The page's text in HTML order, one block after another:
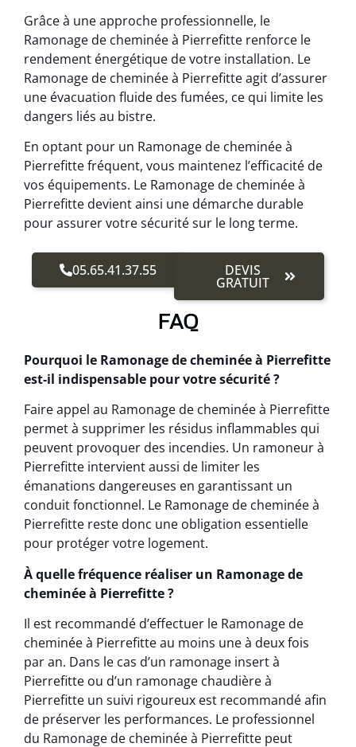
Grâce à une approche professionnelle, le
Ramonage de cheminée à Pierrefitte renforce le
rendement énergétique de votre installation. Le
Ramonage de cheminée à Pierrefitte agit d’assurer
une évacuation fluide des fumées, ce qui limite les
dangers liés au bistre.
En optant pour un Ramonage de cheminée à
Pierrefitte fréquent, vous maintenez l’efficacité de
vos équipements. Le Ramonage de cheminée à
Pierrefitte devient ainsi une démarche durable
pour assurer votre sécurité sur le long terme.
05.65.41.37.55 DEVIS
GRATUIT
FAQ
Pourquoi le Ramonage de cheminée à Pierrefitte
est-il indispensable pour votre sécurité ?
Faire appel au Ramonage de cheminée à Pierrefitte
permet à supprimer les résidus inflammables qui
peuvent provoquer des incendies. Un ramoneur à
Pierrefitte intervient aussi de limiter les
émanations dangereuses en garantissant un
conduit fonctionnel. Le Ramonage de cheminée à
Pierrefitte reste donc une obligation essentielle
pour protéger votre logement.
À quelle fréquence réaliser un Ramonage de
cheminée à Pierrefitte ?
Il est recommandé d’effectuer le Ramonage de
cheminée à Pierrefitte au moins une à deux fois
par an. Dans le cas d’un ramonage insert à
Pierrefitte ou d’un ramonage chaudière à
Pierrefitte un suivi rigoureux est recommandé afin
de préserver les performances. Le professionnel
du Ramonage de cheminée à Pierrefitte peut